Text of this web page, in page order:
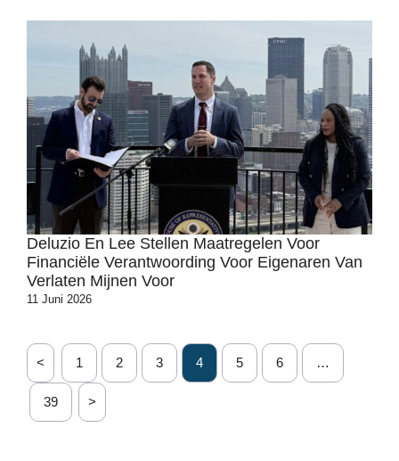
Deluzio En Lee Stellen Maatregelen Voor
Financiële Verantwoording Voor Eigenaren Van
Verlaten Mijnen Voor
11 Juni 2026
< 1 2 3 4 5 6 …
39 >